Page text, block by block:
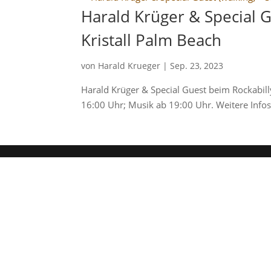
Harald Krüger & Special
Kristall Palm Beach
von Harald Krueger |Sep. 23, 2023
Harald Krüger & Special Guest beim
16:00 Uhr; Musik ab 19:00 Uhr. Weitere